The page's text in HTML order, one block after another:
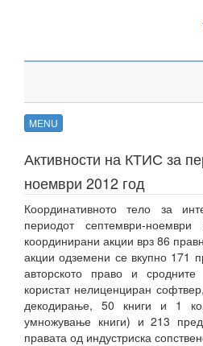
MENU
Активности на КТИС за
ноември 2012 год
Координативното тело за
периодот септември-
координирани акции врз 86
акции одземени се вкупно 171
авторското право и
користат нелиценциран
декодирање, 50 книги и 1
умножување книги) и 213
правата од индустриска